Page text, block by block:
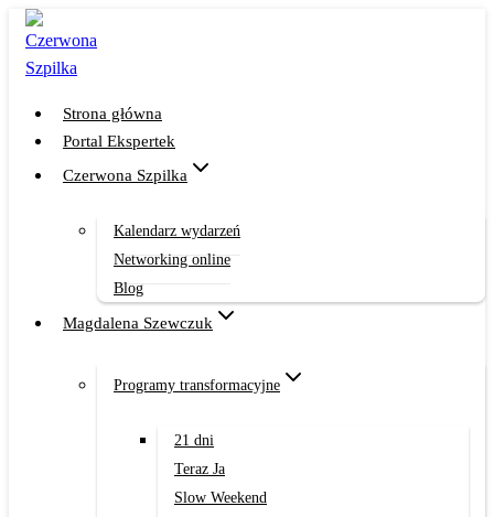
Przejdź
treści
Strona główna
Portal Ekspertek
Czerwona Szpilka
Kalendarz wydarzeń
Networking online
Blog
Magdalena Szewczuk
Programy transformacyjne
21 dni
Teraz Ja
Slow Weekend